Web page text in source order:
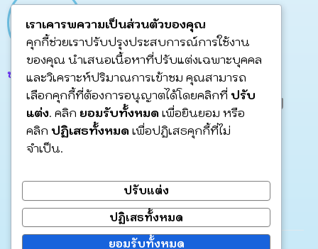
ขออนุญาตก่อสร้าง
วารสารข่าว เดือน พฤษภาคม
2566 ฉบับที่ 1 – 17
Post Views: 241
เราเคารพความเป็นส่วนตัวของคุณ
คุกกี้ช่วยเราปรับปรุงประสบการณ์การใช้งาน
ของคุณ นำเสนอเนื้อหาที่ปรับแต่งเฉพาะบุคคล
และวิเคราะห์ปริมาณการเข้าชม คุณสามารถ
เลือกคุกกี้ที่ต้องการอนุญาตได้โดยคลิกที่ ปรับ
แต่ง. คลิก ยอมรับทั้งหมด เพื่อยินยอม หรือ
คลิก ปฏิเสธทั้งหมด เพื่อปฏิเสธคุกกี้ที่ไม่
จำเป็น.
ปรับแต่ง
ปฏิเสธทั้งหมด
ยอมรับทั้งหมด